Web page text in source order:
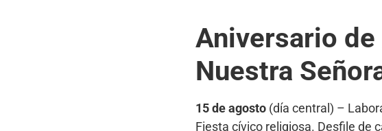
Aniversario
Nuestra
15 de agosto(día central) –
Fiesta cívico religiosa. Desfile de